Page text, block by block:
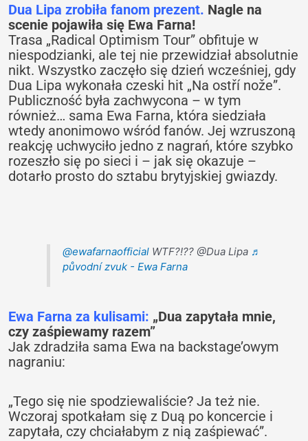
Dua Lipa zrobiła fanom prezent. Nagle na
scenie pojawiła się Ewa Farna!
Trasa „Radical Optimism Tour” obfituje w
niespodzianki, ale tej nie przewidział absolutnie
nikt. Wszystko zaczęło się dzień wcześniej, gdy
Dua Lipa wykonała czeski hit „Na ostří nože”.
Publiczność była zachwycona – w tym
również… sama Ewa Farna, która siedziała
wtedy anonimowo wśród fanów. Jej wzruszoną
reakcję uchwyciło jedno z nagrań, które szybko
rozeszło się po sieci i – jak się okazuje –
dotarło prosto do sztabu brytyjskiej gwiazdy.
@ewafarnaofficialWTF?!?? @Dua Lipa ♬
původní zvuk - Ewa Farna
Ewa Farna za kulisami: „Dua zapytała mnie,
czy zaśpiewamy razem”
Jak zdradziła sama Ewa na backstage’owym
nagraniu:
„Tego się nie spodziewaliście? Ja też nie.
Wczoraj spotkałam się z Duą po koncercie i
zapytała, czy chciałabym z nią zaśpiewać”.